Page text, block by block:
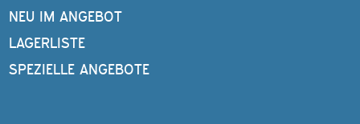
NEU IM ANGEBOT
LAGERLISTE
SPEZIELLE ANGEBOTE